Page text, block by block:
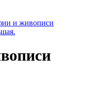
и живописи